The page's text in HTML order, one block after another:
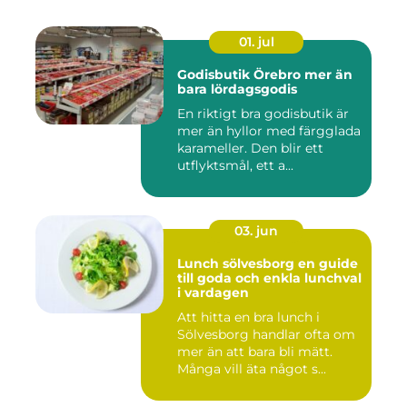
01. jul
Godisbutik Örebro mer än
bara lördagsgodis
En riktigt bra godisbutik är
mer än hyllor med färgglada
karameller. Den blir ett
utflyktsmål, ett a...
03. jun
Lunch sölvesborg en guide
till goda och enkla lunchval
i vardagen
Att hitta en bra lunch i
Sölvesborg handlar ofta om
mer än att bara bli mätt.
Många vill äta något s...